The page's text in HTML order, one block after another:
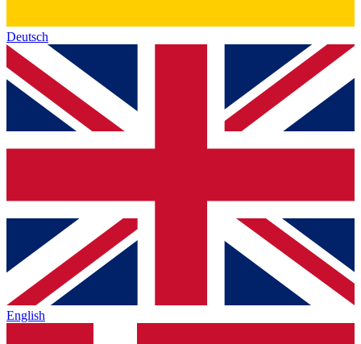
Deutsch
English